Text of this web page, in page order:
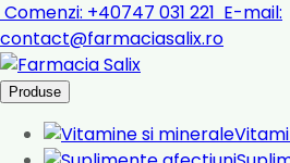
Comenzi: +40747 031 221 E-mail:
contact@farmaciasalix.ro
Produse